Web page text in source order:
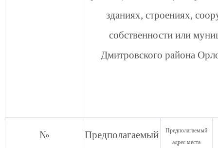
зданиях, строениях,
собственности или
Дмитровского района
№
Предполагаемый
Предполагаемый
адрес места